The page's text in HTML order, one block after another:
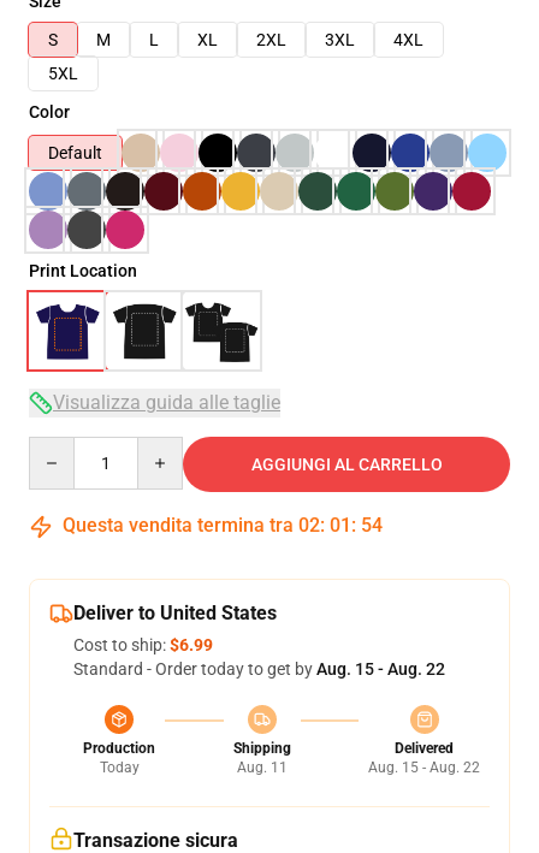
S
M L XL 2XL 3XL
4XL
5XL
Color
Default
Print Location
Visualizza guida alle taglie
AGGIUNGI AL CARRELLO
Questa vendita termina tra 02: 01 : 54
Deliver to United States
Cost to ship:$6.99
Standard - Order today to get byAug. 15 - Aug. 22
Production
Today
Shipping
Aug. 11
Delivered
Aug. 15 - Aug. 22
Transazione sicura